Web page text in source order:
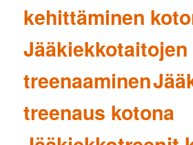
kehittäminen
Jääkiekkotaitojen
treenaaminen
treenaus kotona